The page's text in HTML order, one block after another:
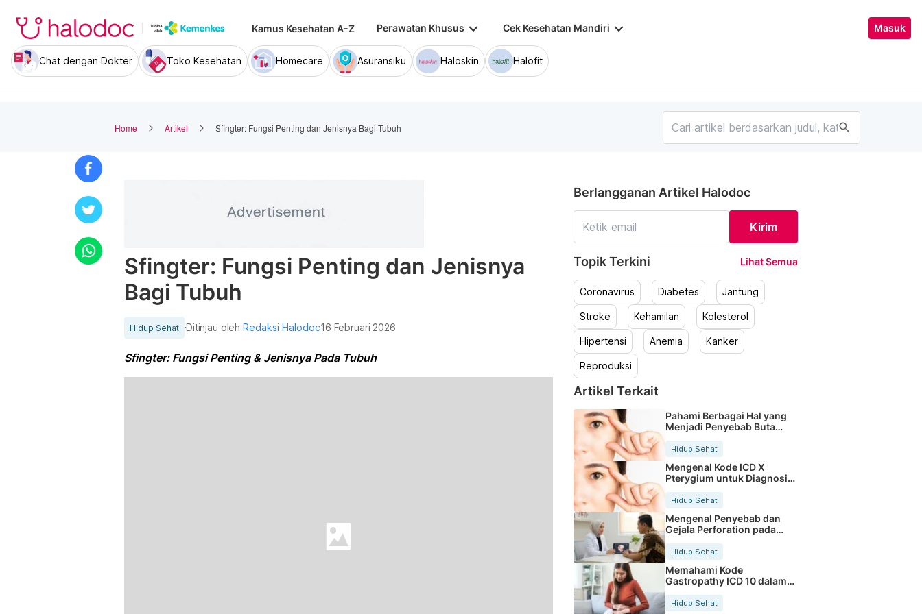
Kamus Kesehatan A-Z Perawatan Khusus keyboard_arrow_down Cek Kesehatan Mandiri keyboard_arrow_down Masuk
Chat dengan Dokter Toko Kesehatan Homecare Asuransiku Haloskin Halofit
Home Artikel Sfingter: Fungsi Penting dan Jenisnya Bagi Tubuh search
Sfingter: Fungsi Penting dan Jenisnya
Bagi Tubuh
Hidup Sehat Ditinjau olehRedaksi Halodoc16 Februari 2026
Sfingter: Fungsi Penting & Jenisnya Pada Tubuh
Berlangganan Artikel Halodoc
Kirim
Topik Terkini Lihat Semua
Coronavirus Diabetes Jantung
Stroke Kehamilan Kolesterol
Hipertensi Anemia Kanker
Reproduksi
Artikel Terkait
Pahami Berbagai Hal yang
Menjadi Penyebab Buta
Hidup Sehat
Mengenal Kode ICD X
Pterygium untuk Diagnosis
Hidup Sehat
Mengenal Penyebab dan
Gejala Perforation pada
Tubuh
Hidup Sehat
Memahami Kode
Gastropathy ICD 10 dalam
Rekam Medis Pasien
Hidup Sehat